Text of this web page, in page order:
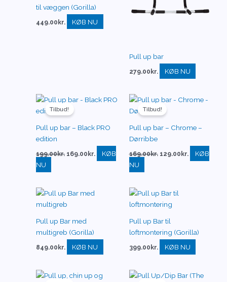
til væggen (Gorilla)
449.00kr. KØB NU
Pull up bar
279.00 kr. KØB NU
Tilbud!
Pull up bar – Black PRO
edition
199.00kr.
Den
oprindelige
pris
199.00kr..
169.00 kr.
Den
169.00kr..
KØB
NU
Tilbud!
Pull up bar – Chrome –
Dørribbe
169.00kr.
Den
oprindelige
pris
169.00kr..
129.00 kr.
Den
129.00kr..
KØB
NU
Pull up Bar med
multigreb (Gorilla)
849.00 kr. KØB NU
Pull up Bar til
loftmontering (Gorilla)
399.00 kr. KØB NU
Den
Den
Den
Den